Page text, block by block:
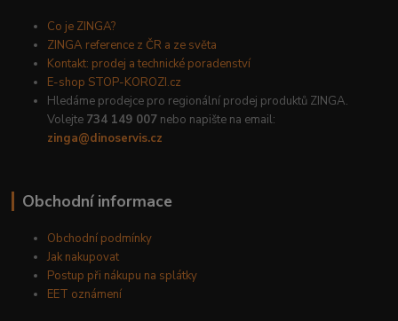
Co je ZINGA?
ZINGA reference z ČR a ze světa
Kontakt: prodej a technické poradenství
E-shop STOP-KOROZI.cz
Hledáme prodejce pro regionální prodej produktů ZINGA.
Volejte 734 149 007 nebo napište na email:
zinga@dinoservis.cz
Obchodní informace
Obchodní podmínky
Jak nakupovat
Postup při nákupu na splátky
EET oznámení